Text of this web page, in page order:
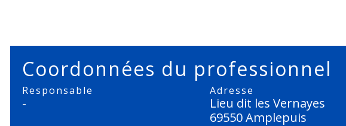
Coordonnées du professionnel
Responsable
-
Adresse
Lieu dit les Vernayes
69550 Amplepuis